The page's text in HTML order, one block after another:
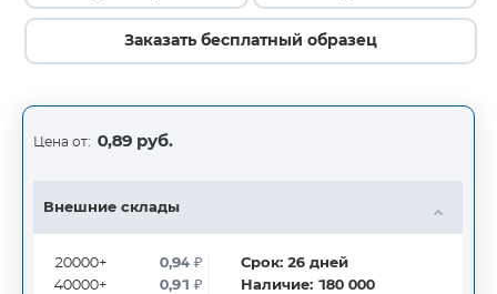
Заказать бесплатный образец
Цена от: 0,89 руб.
Внешние склады
20000+
40000+
0,94₽
0,91₽
Срок:26дней
Наличие: 180 000